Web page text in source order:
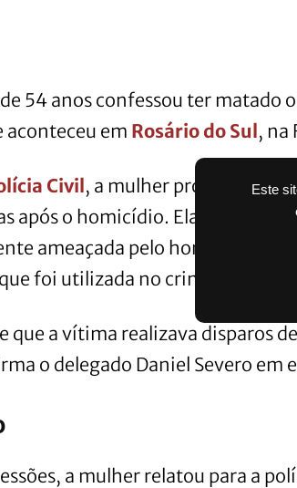
Este
54 anos confessou ter matado
aconteceu em Rosário do Sul, na
Civil, a mulher procurou a
após o homicídio. Ela contou
ameaçada pelo homem de 49
foi utilizada no crime.
que a vítima realizava disparos
o delegado Daniel Severo em
a mulher relatou para a